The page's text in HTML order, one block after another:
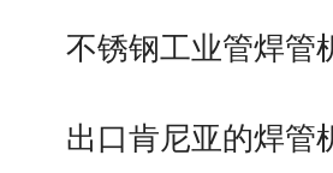
不锈钢工业管焊
出口肯尼亚的焊